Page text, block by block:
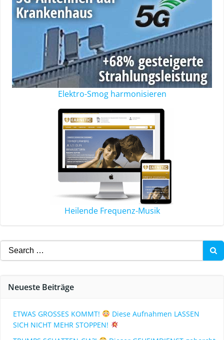
Elektro-Smog harmonisieren
Heilende Frequenz-Musik
Neueste Beiträge
ETWAS GROSSES KOMMT!
Diese Aufnahmen LASSEN
SICH NICHT MEHR STOPPEN!